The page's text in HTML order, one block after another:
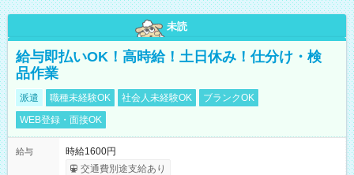
未読
給与即払いOK！高時給！土日休み！仕分け・検
品作業
派遣 職種未経験OK 社会人未経験OK
ブランクOK
WEB登録・面接OK
給与
時給1600円
交通費別途支給あり